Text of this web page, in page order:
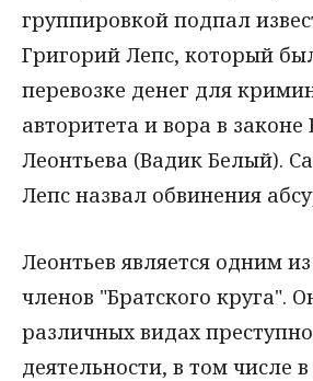
группировкой подпал
Григорий Лепс, который
перевозке денег для
авторитета и вора в законе
Леонтьева (Вадик Белый).
Лепс назвал обвинения
Леонтьев является одним
членов "Братского круга".
различных видах
деятельности, в том числе